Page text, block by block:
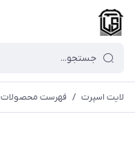
لایت اسپرت / فهرست محصولات